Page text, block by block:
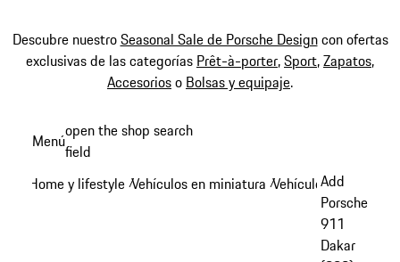
Descubre nuestroSeasonal Sale de Porsche Designcon ofertas
exclusivas de las categorías Prêt-à-porter,Sport,Zapatos,
Accesorioso Bolsas y equipaje.
principal
Menúopen the shop search
field
Home y lifestyle /Vehículos en miniatura /Vehículos en
Add
Porsche
911
Dakar